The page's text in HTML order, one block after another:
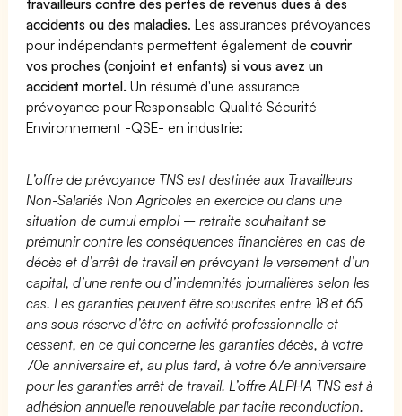
accidents ou des maladies. Les assurances prévoyances
pour indépendants permettent également decouvrir
vos proches (conjoint et enfants) si vous avez un
accident mortel. Un résumé d'une assurance
prévoyance pour Responsable Qualité Sécurité
Environnement -QSE- en industrie:
L’offre de prévoyance TNS est destinée aux Travailleurs
Non-Salariés Non Agricoles en exercice ou dans une
situation de cumul emploi – retraite souhaitant se
prémunir contre les conséquences financières en cas de
décès et d’arrêt de travail en prévoyant le versement d’un
capital, d’une rente ou d’indemnités journalières selon les
cas. Les garanties peuvent être souscrites entre 18 et 65
ans sous réserve d’être en activité professionnelle et
cessent, en ce qui concerne les garanties décès, à votre
70e anniversaire et, au plus tard, à votre 67e anniversaire
pour les garanties arrêt de travail. L’offre ALPHA TNS est à
adhésion annuelle renouvelable par tacite reconduction.